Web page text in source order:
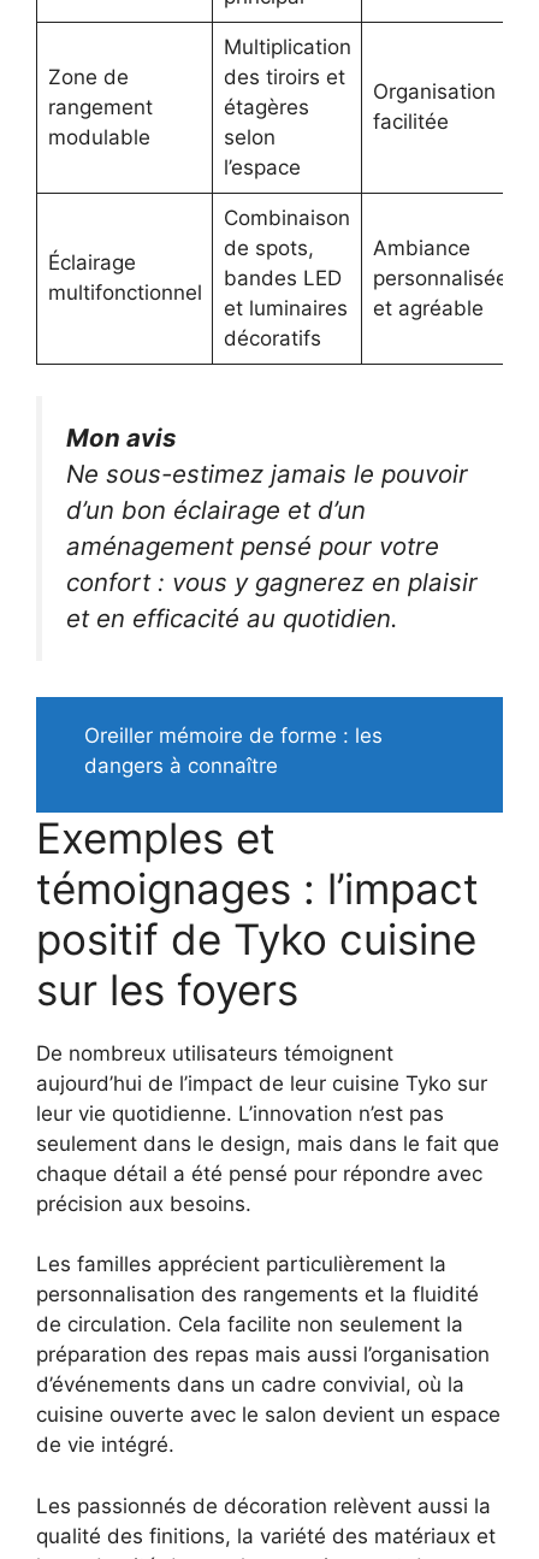
Zone de
rangement
modulable
Multiplication
des tiroirs et
étagères
selon
l’espace
Organisation
facilitée
Éclairage
multifonctionnel
Combinaison
de spots,
bandes LED
et luminaires
décoratifs
Ambiance
personnalisée
et agréable
Mon avis
Ne sous-estimez jamais le pouvoir
d’un bon éclairage et d’un
aménagement pensé pour votre
confort : vous y gagnerez en plaisir
et en efficacité au quotidien.
Oreiller mémoire de forme : les
dangers à connaître
Exemples et
témoignages : l’impact
positif de Tyko cuisine
sur les foyers
De nombreux utilisateurs témoignent
aujourd’hui de l’impact de leur cuisine Tyko sur
leur vie quotidienne. L’innovation n’est pas
seulement dans le design, mais dans le fait que
chaque détail a été pensé pour répondre avec
précision aux besoins.
Les familles apprécient particulièrement la
personnalisation des rangements et la fluidité
de circulation. Cela facilite non seulement la
préparation des repas mais aussi l’organisation
d’événements dans un cadre convivial, où la
cuisine ouverte avec le salon devient un espace
de vie intégré.
Les passionnés de décoration relèvent aussi la
qualité des finitions, la variété des matériaux et